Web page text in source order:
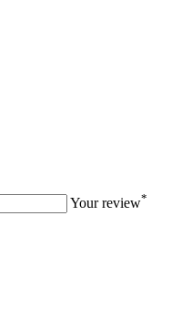
Your review*